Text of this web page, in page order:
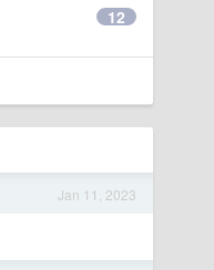
12
Jan 11, 2023